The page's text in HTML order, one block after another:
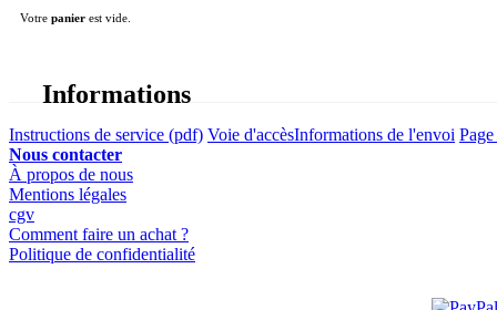
Votre panier est vide.
Informations
Instructions de service (pdf) Voie d'accèsInformations de l'envoi
Nous contacter
À propos de nous
Mentions légales
cgv
Comment faire un achat ?
Politique de confidentialité